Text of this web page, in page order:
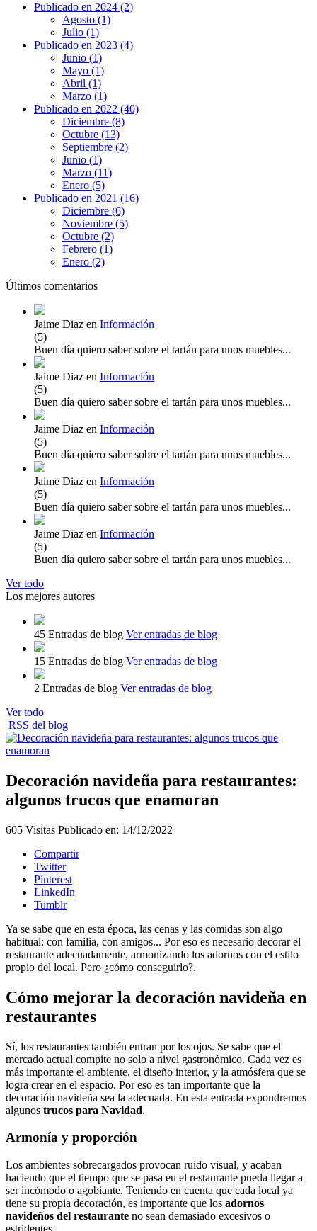
Publicado en 2024 (2)
Agosto (1)
Julio (1)
Publicado en 2023 (4)
Junio (1)
Mayo (1)
Abril (1)
Marzo (1)
Publicado en 2022 (40)
Diciembre (8)
Octubre (13)
Septiembre (2)
Junio (1)
Marzo (11)
Enero (5)
Publicado en 2021 (16)
Diciembre (6)
Noviembre (5)
Octubre (2)
Febrero (1)
Enero (2)
Últimos comentarios
Jaime Diaz en Información
(5)
Buen día quiero saber sobre el tartán para unos muebles...
Jaime Diaz en Información
(5)
Buen día quiero saber sobre el tartán para unos muebles...
Jaime Diaz en Información
(5)
Buen día quiero saber sobre el tartán para unos muebles...
Jaime Diaz en Información
(5)
Buen día quiero saber sobre el tartán para unos muebles...
Jaime Diaz en Información
(5)
Buen día quiero saber sobre el tartán para unos muebles...
Ver todo
Los mejores autores
45 Entradas de blog Ver entradas de blog
15 Entradas de blog Ver entradas de blog
2 Entradas de blog Ver entradas de blog
Ver todo
RSS del blog
Decoración navideña para restaurantes:
algunos trucos que enamoran
605 Visitas Publicado en: 14/12/2022
Compartir
Twitter
Pinterest
LinkedIn
Tumblr
Ya se sabe que en esta época, las cenas y las comidas son algo
habitual: con familia, con amigos... Por eso es necesario decorar el
restaurante adecuadamente, armonizando los adornos con el estilo
propio del local. Pero ¿cómo conseguirlo?.
Cómo mejorar la decoración navideña en
restaurantes
Sí, los restaurantes también entran por los ojos. Se sabe que el
mercado actual compite no solo a nivel gastronómico. Cada vez es
más importante el ambiente, el diseño interior, y la atmósfera que se
logra crear en el espacio. Por eso es tan importante que la
decoración navideña sea la adecuada. En esta entrada expondremos
algunos trucos para Navidad.
Armonía y proporción
Los ambientes sobrecargados provocan ruido visual, y acaban
haciendo que el tiempo que se pasa en el restaurante pueda llegar a
ser incómodo o agobiante. Teniendo en cuenta que cada local ya
tiene su propia decoración, es importante que los adornos
navideños del restaurante no sean demasiado excesivos o
estridentes.